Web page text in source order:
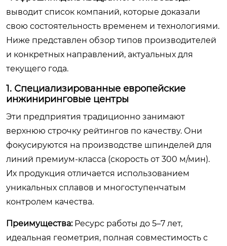
выводит список компаний, которые доказали
свою состоятельность временем и технологиями.
Ниже представлен обзор типов производителей
и конкретных направлений, актуальных для
текущего года.
1. Специализированные европейские
инжиниринговые центры
Эти предприятия традиционно занимают
верхнюю строчку рейтингов по качеству. Они
фокусируются на производстве шпинделей для
линий премиум-класса (скорость от 300 м/мин).
Их продукция отличается использованием
уникальных сплавов и многоступенчатым
контролем качества.
Преимущества:Ресурс работы до 5–7 лет,
идеальная геометрия, полная совместимость с